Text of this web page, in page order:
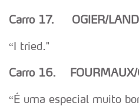
Carro 17. OGIER/
“I tried."
Carro 16. FOURMAUX/
“É uma especial muito